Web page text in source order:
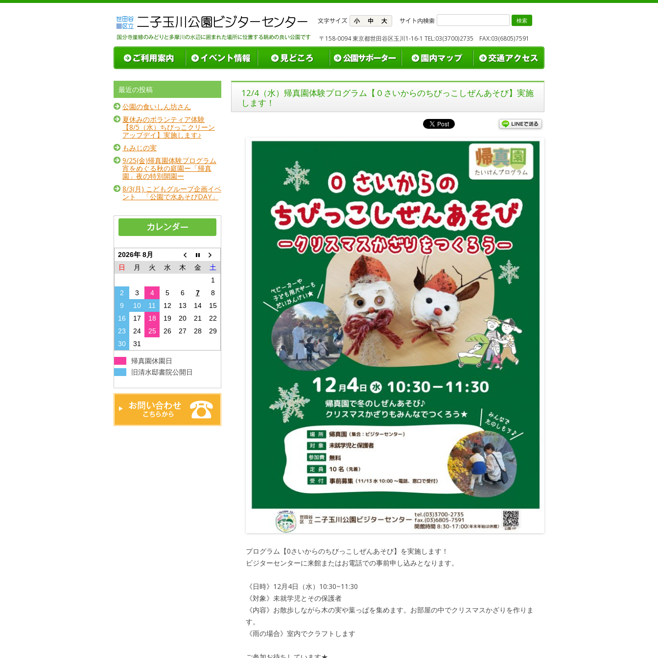
〒158-0094 東京都世田谷区玉川1-16-1 TEL:03(3700)2735 FAX:03(6805)7591
12/4（水）帰真園体験プログラム【０さいからのちびっこしぜんあそび】実施
します！
プログラム【0さいからのちびっこしぜんあそび】を実施します！
ビジターセンターに来館またはお電話での事前申し込みとなります。
《日時》12月4日（水）10:30~11:30
《対象》未就学児とその保護者
《内容》お散歩しながら木の実や葉っぱを集めます。お部屋の中でクリスマスかざりを作りま
す。
《雨の場合》室内でクラフトします
最近の投稿
公園の食いしん坊さん
夏休みのボランティア体験
【8/5（水）ちびっこクリーン
アップデイ】実施します♪
もみじの実
9/25(金)帰真園体験プログラム
宵をめぐる秋の庭園ー「帰真
園」夜の特別開園ー
8/3(月) こどもグループ企画イベ
ント 「公園で水あそびDAY」
2026年 8月
日
月 火 水 木 金
土
1
2
3 4 5 6 7
8
9
10 11 12 13 14
15
16
17 18 19 20 21
22
23
24 25 26 27 28
29
30
31
帰真園休園日
旧清水邸書院公開日
検
索: